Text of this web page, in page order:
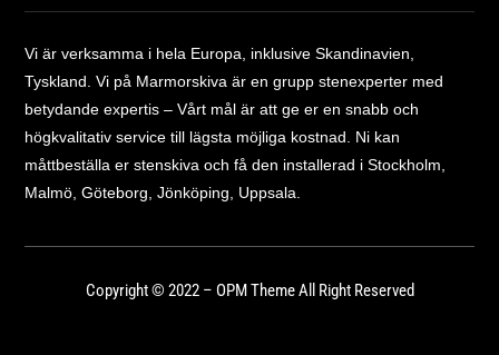
Vi är verksamma i hela Europa, inklusive Skandinavien,
Tyskland. Vi på Marmorskiva är en grupp stenexperter med
betydande expertis – Vårt mål är att ge er en snabb och
högkvalitativ service till lägsta möjliga kostnad. Ni kan
måttbeställa er stenskiva och få den installerad i Stockholm,
Malmö, Göteborg, Jönköping, Uppsala.
Copyright © 2022 – OPM Theme All Right Reserved